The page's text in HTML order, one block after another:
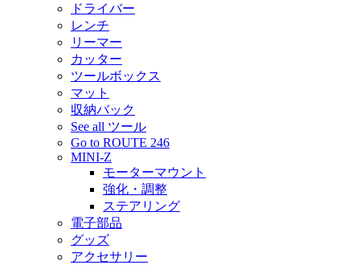
ドライバー
レンチ
リーマー
カッター
ツールボックス
マット
収納バック
See all ツール
Go to ROUTE 246
MINI-Z
モーターマウント
強化・調整
ステアリング
電子部品
グッズ
アクセサリー